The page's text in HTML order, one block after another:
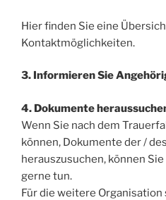
Hier finden Sie eine
Kontaktmöglichkeiten.
3. Informieren Sie
4. Dokumente
Wenn Sie nach dem
können, Dokumente der /
herauszusuchen, können
gerne tun.
Für die weitere